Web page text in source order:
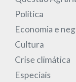
Política
Economia e
Cultura
Crise climática
Especiais